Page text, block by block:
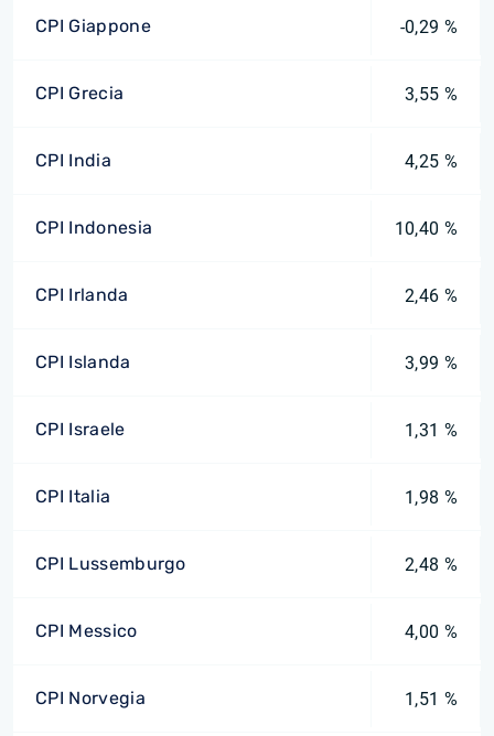
CPI Giappone -0,29 %
CPI Grecia 3,55 %
CPI India 4,25 %
CPI Indonesia 10,40 %
CPI Irlanda 2,46 %
CPI Islanda 3,99 %
CPI Israele 1,31 %
CPI Italia 1,98 %
CPI Lussemburgo 2,48 %
CPI Messico 4,00 %
CPI Norvegia 1,51 %